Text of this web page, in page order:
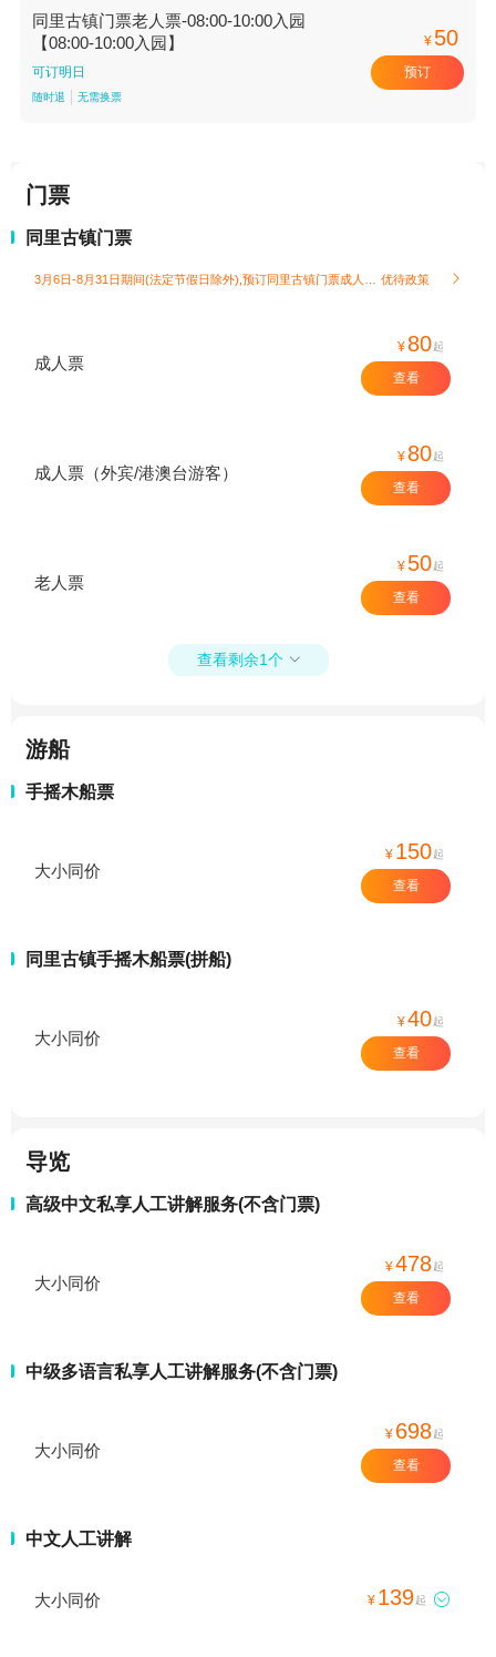
同里古镇门票老人票-08:00-10:00入园
【08:00-10:00入园】
可订明日
随时退 无需换票
¥ 50
预订
门票
同里古镇门票
优待政策 
成人票
¥ 80起
查看
成人票（外宾/港澳台游客）
¥ 80起
查看
老人票
¥ 50起
查看
查看剩余1个 
游船
手摇木船票
大小同价
¥ 150起
查看
同里古镇手摇木船票(拼船)
大小同价
¥40起
查看
导览
高级中文私享人工讲解服务(不含门票)
大小同价
¥478起
查看
中级多语言私享人工讲解服务(不含门票)
大小同价
¥ 698起
查看
中文人工讲解
大小同价 ¥ 139起 